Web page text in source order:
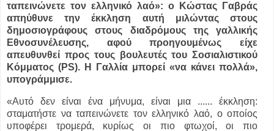
ταπεινώνετε τον ελληνικό λαό»: ο Κώστας Γαβράς
απηύθυνε την έκκληση αυτή μιλώντας στους
δημοσιογράφους στους διαδρόμους της γαλλικής
Εθνοσυνέλευσης, αφού προηγουμένως είχε
απευθυνθεί προς τους βουλευτές του Σοσιαλιστικού
Κόμματος (PS). Η Γαλλία μπορεί «να κάνει πολλά»,
υπογράμμισε.
«Αυτό δεν είναι ένα μήνυμα, είναι μια ...... έκκληση:
σταματήστε να ταπεινώνετε τον ελληνικό λαό, ο οποίος
υποφέρει τρομερά, κυρίως οι πιο φτωχοί, οι πιο